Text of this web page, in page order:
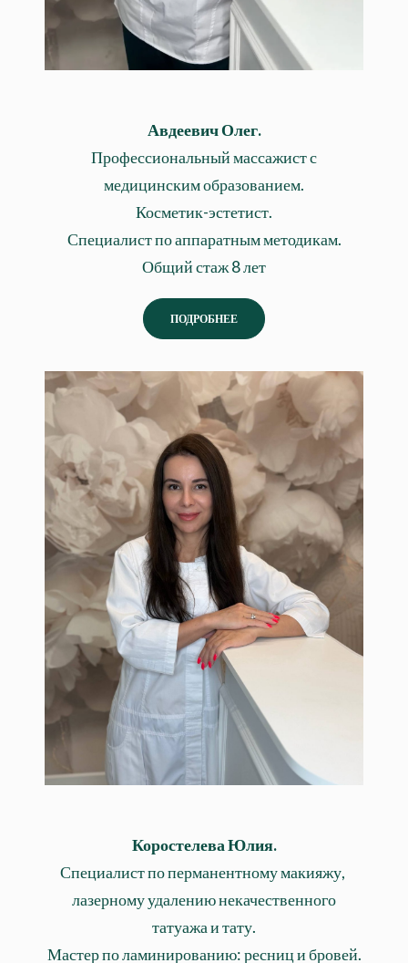
Авдеевич Олег.
Профессиональный массажист с
медицинским образованием.
Косметик-эстетист.
Специалист по аппаратным методикам.
Общий стаж 8 лет
ПОДРОБНЕЕ
Коростелева Юлия
Специалист по перманентному макияжу,
лазерному удалению некачественного
татуажа и тату. Аппаратной
косметологии.
Коростелева Юлия.
Специалист по перманентному макияжу,
лазерному удалению некачественного
татуажа и тату.
Мастер по ламинированию: ресниц и бровей.